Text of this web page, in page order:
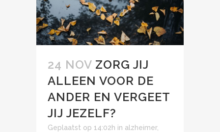
24 NOV ZORG JIJ
ALLEEN VOOR DE
ANDER EN VERGEET
JIJ JEZELF?
Geplaatst op 14:02h in alzheimer,